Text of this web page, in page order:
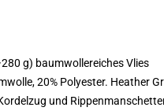
g) baumwollereiches Vlies
20% Polyester. Heather
und